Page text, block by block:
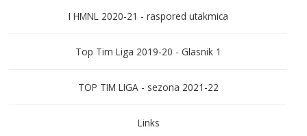
I HMNL 2020-21 - raspored utakmica
Top Tim Liga 2019-20 - Glasnik 1
TOP TIM LIGA - sezona 2021-22
Links